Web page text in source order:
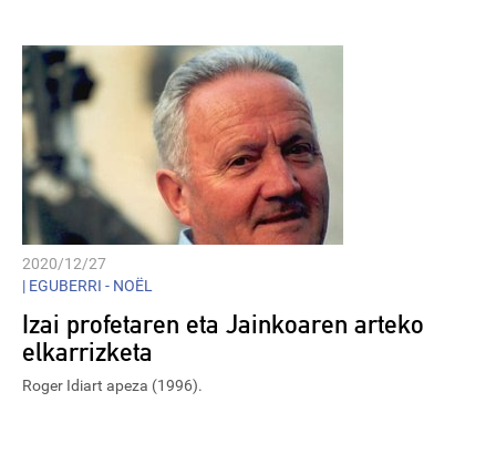
2020/12/27
| EGUBERRI - NOËL
Izai profetaren eta Jainkoaren arteko
elkarrizketa
Roger Idiart apeza (1996).